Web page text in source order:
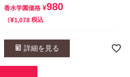
香水学園価格 ¥980
¥1,078 税込
詳細を見る